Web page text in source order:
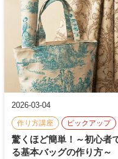
2026-03-04
作り方講座 ピックアップ
驚くほど簡単！～初心者
る基本バッグの作り方～